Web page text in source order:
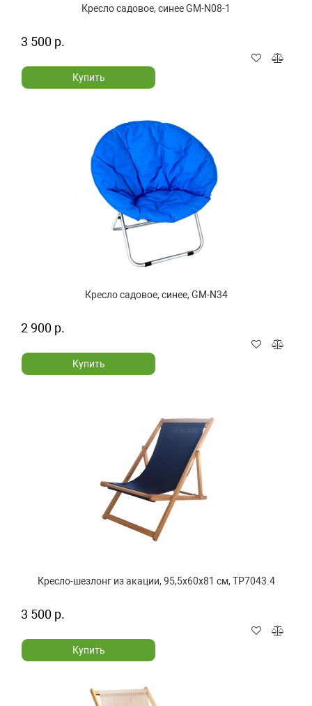
Кресло садовое, синее GM-N08-1
3 500 р.
Купить
Кресло садовое, синее, GM-N34
2 900 р.
Купить
Кресло-шезлонг из акации, 95,5x60x81 см, TP7043.4
3 500 р.
Купить